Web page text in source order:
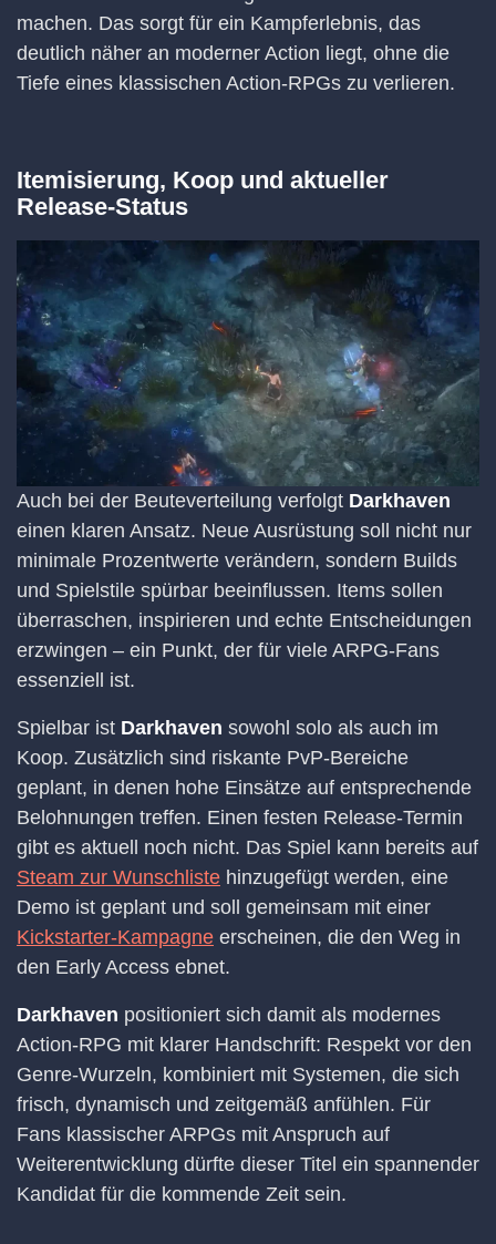
machen. Das sorgt für ein Kampferlebnis, das
deutlich näher an moderner Action liegt, ohne die
Tiefe eines klassischen Action-RPGs zu verlieren.
Itemisierung, Koop und aktueller
Release-Status
Auch bei der Beuteverteilung verfolgt Darkhaven
einen klaren Ansatz. Neue Ausrüstung soll nicht nur
minimale Prozentwerte verändern, sondern Builds
und Spielstile spürbar beeinflussen. Items sollen
überraschen, inspirieren und echte Entscheidungen
erzwingen – ein Punkt, der für viele ARPG-Fans
essenziell ist.
Spielbar ist Darkhaven sowohl solo als auch im
Koop. Zusätzlich sind riskante PvP-Bereiche
geplant, in denen hohe Einsätze auf entsprechende
Belohnungen treffen. Einen festen Release-Termin
gibt es aktuell noch nicht. Das Spiel kann bereits auf
Steam zur Wunschliste hinzugefügt werden, eine
Demo ist geplant und soll gemeinsam mit einer
Kickstarter-Kampagne erscheinen, die den Weg in
den Early Access ebnet.
Darkhaven positioniert sich damit als modernes
Action-RPG mit klarer Handschrift: Respekt vor den
Genre-Wurzeln, kombiniert mit Systemen, die sich
frisch, dynamisch und zeitgemäß anfühlen. Für
Fans klassischer ARPGs mit Anspruch auf
Weiterentwicklung dürfte dieser Titel ein spannender
Kandidat für die kommende Zeit sein.